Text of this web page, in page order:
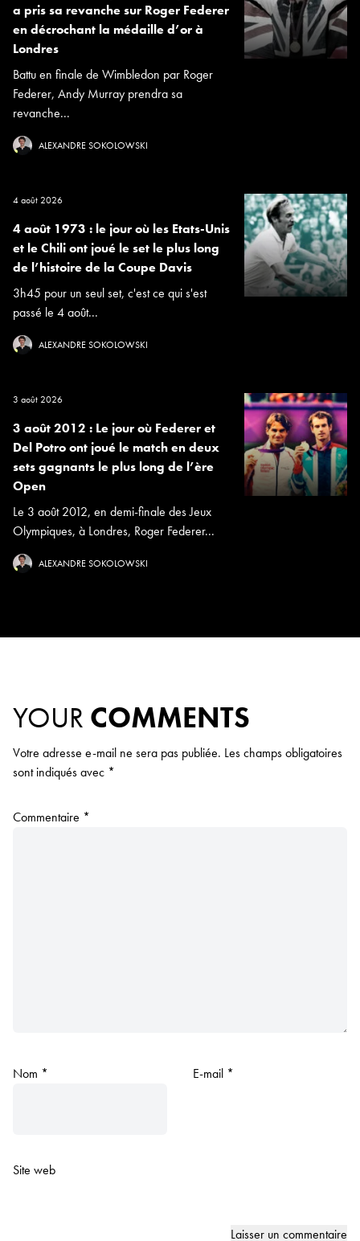
a pris sa revanche sur Roger Federer
en décrochant la médaille d’or à
Londres
Battu en finale de Wimbledon par Roger
Federer, Andy Murray prendra sa
revanche...
ALEXANDRE SOKOLOWSKI
4 août 2026
4 août 1973 : le jour où les Etats-Unis
et le Chili ont joué le set le plus long
de l’histoire de la Coupe Davis
3h45 pour un seul set, c'est ce qui s'est
passé le 4 août...
ALEXANDRE SOKOLOWSKI
3 août 2026
3 août 2012 : Le jour où Federer et
Del Potro ont joué le match en deux
sets gagnants le plus long de l’ère
Open
Le 3 août 2012, en demi-finale des Jeux
Olympiques, à Londres, Roger Federer...
ALEXANDRE SOKOLOWSKI
YOUR COMMENTS
Votre adresse e-mail ne sera pas publiée. Les champs obligatoires
sont indiqués avec *
Commentaire *
Nom * E-mail *
Site web